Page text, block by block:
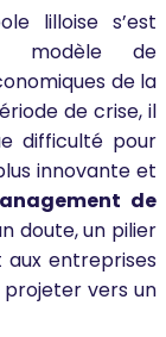
lilloise s’est
modèle de
de la
de crise, il
difficulté pour
innovante et
de
doute, un pilier
entreprises
vers un